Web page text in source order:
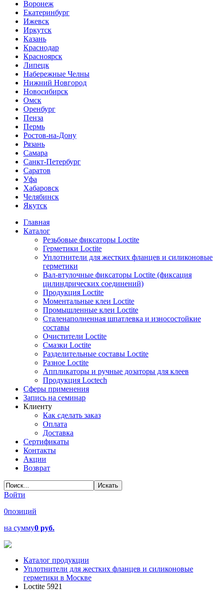
Воронеж
Екатеринбург
Ижевск
Иркутск
Казань
Краснодар
Красноярск
Липецк
Набережные Челны
Нижний Новгород
Новосибирск
Омск
Оренбург
Пенза
Пермь
Ростов-на-Дону
Рязань
Самара
Санкт-Петербург
Саратов
Уфа
Хабаровск
Челябинск
Якутск
Главная
Каталог
Резьбовые фиксаторы Loctite
Герметики Loctite
Уплотнители для жестких фланцев и силиконовые
герметики
Вал-втулочные фиксаторы Loctite (фиксация
цилиндрических соединений)
Продукция Loctite
Моментальные клеи Loctite
Промышленные клеи Loctite
Сталенаполненная шпатлевка и износостойкие
составы
Очистители Loctite
Смазки Loctite
Разделительные составы Loctite
Разное Loctite
Аппликаторы и ручные дозаторы для клеев
Продукция Loctech
Сферы применения
Запись на семинар
Клиенту
Как сделать заказ
Оплата
Доставка
Сертификаты
Контакты
Акции
Возврат
Войти
0позиций
на сумму0 руб.
Каталог продукции
Уплотнители для жестких фланцев и силиконовые
герметики в Москве
Loctite 5921